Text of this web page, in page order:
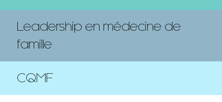
Leadership en médecine de
famille
CQMF